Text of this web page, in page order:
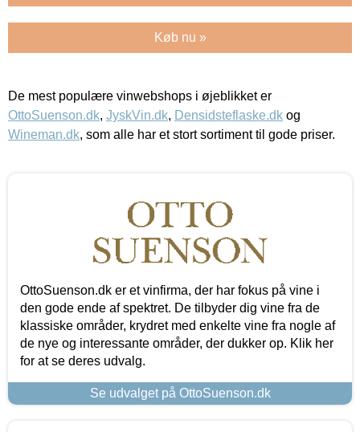
Køb nu »
De mest populære vinwebshops i øjeblikket er
OttoSuenson.dk, JyskVin.dk, Densidsteflaske.dk og
Wineman.dk, som alle har et stort sortiment til gode priser.
OttoSuenson.dk er et vinfirma, der har fokus på vine i
den gode ende af spektret. De tilbyder dig vine fra de
klassiske områder, krydret med enkelte vine fra nogle af
de nye og interessante områder, der dukker op. Klik her
for at se deres udvalg.
Se udvalget på OttoSuenson.dk